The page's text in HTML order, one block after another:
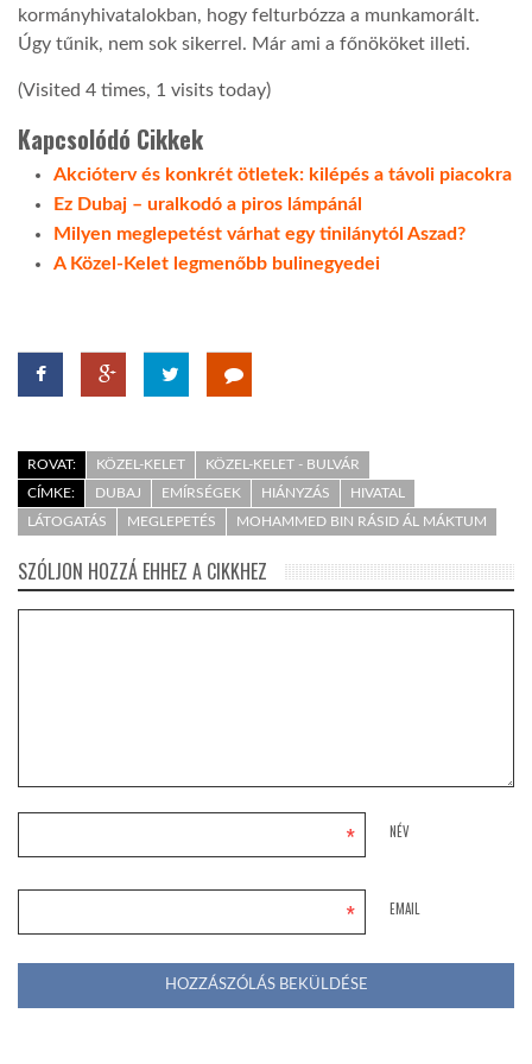
kormányhivatalokban, hogy felturbózza a munkamorált.
Úgy tűnik, nem sok sikerrel. Már ami a főnököket illeti.
(Visited 4 times, 1 visits today)
Kapcsolódó Cikkek
Akcióterv és konkrét ötletek: kilépés a távoli piacokra
Ez Dubaj – uralkodó a piros lámpánál
Milyen meglepetést várhat egy tinilánytól Aszad?
A Közel-Kelet legmenőbb bulinegyedei
ROVAT: KÖZEL-KELET
KÖZEL-KELET - BULVÁR
CÍMKE:
DUBAJ EMÍRSÉGEK HIÁNYZÁS
HIVATAL
LÁTOGATÁS
MEGLEPETÉS MOHAMMED BIN RÁSID ÁL MÁKTUM
SZÓLJON HOZZÁ EHHEZ A CIKKHEZ
NÉV
*
EMAIL
*